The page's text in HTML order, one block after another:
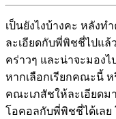
เป็นยังไงบ้างคะ หลัง
ละเอียดกับพี่พิชชี่ไปแล้
คร่าวๆ และน่าจะมอง
หากเลือกเรียกคณะนี้
คณะเภสัชให้ละเอียด
โอคอลกับพี่พิชชี่ได้เลย